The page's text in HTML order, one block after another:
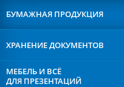
БУМАЖНАЯ ПРОДУКЦИЯ
ХРАНЕНИЕДОКУМЕНТОВ
МЕБЕЛЬ И ВСЁ
ДЛЯ ПРЕЗЕНТАЦИЙ